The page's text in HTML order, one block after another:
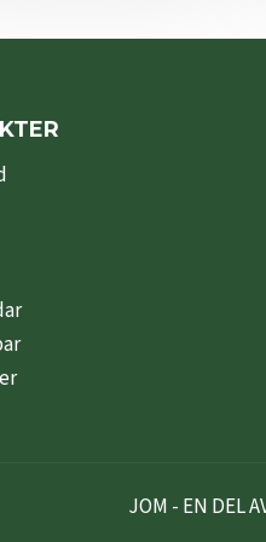
JOM - EN DEL